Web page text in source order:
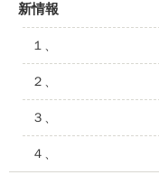
新情報
１、
２、
３、
４、